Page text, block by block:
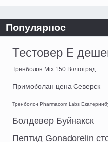
Популярное
Тестовер E
Тренболон Mix 150 Волгоград
Примоболан цена Северск
Тренболон Pharmacom Labs
Болдевер Буйнакск
Пептид Gonadorelin